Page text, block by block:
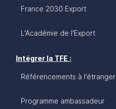
France 2030 Export
L'Académie de l'Export
Intégrer la TFE :
Référencements à l'étranger
Programme ambassadeur